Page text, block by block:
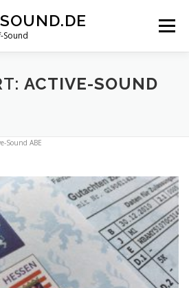
Sound
Menü
INFOS SHOP
ACTIVE-SOUND
Sound ABE